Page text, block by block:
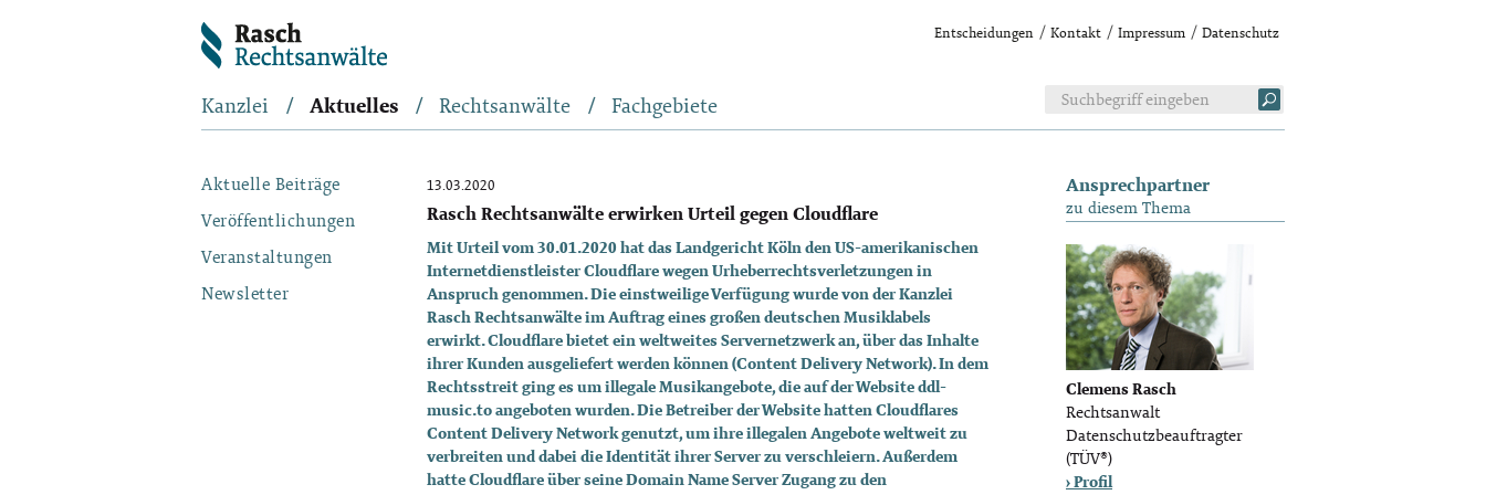
Datenschutz
Impressum
Kontakt
Entscheidungen
Kanzlei Aktuelles Rechtsanwälte Fachgebiete
Aktuelle Beiträge
Veröffentlichungen
Veranstaltungen
Newsletter
13.03.2020
Rasch Rechtsanwälte erwirken Urteil gegen Cloudflare
Mit Urteil vom 30.01.2020 hat das Landgericht Köln den US-amerikanischen
Internetdienstleister Cloudflare wegen Urheberrechtsverletzungen in
Anspruch genommen. Die einstweilige Verfügung wurde von der Kanzlei
Rasch Rechtsanwälte im Auftrag eines großen deutschen Musiklabels
erwirkt. Cloudflare bietet ein weltweites Servernetzwerk an, über das Inhalte
ihrer Kunden ausgeliefert werden können (Content Delivery Network). In dem
Rechtsstreit ging es um illegale Musikangebote, die auf der Website ddl-
music.to angeboten wurden. Die Betreiber der Website hatten Cloudflares
Content Delivery Network genutzt, um ihre illegalen Angebote weltweit zu
verbreiten und dabei die Identität ihrer Server zu verschleiern. Außerdem
hatte Cloudflare über seine Domain Name Server Zugang zu den
Ansprechpartner
zu diesem Thema
Clemens Rasch
Rechtsanwalt
Datenschutzbeauftragter
(TÜV®)
› Profil